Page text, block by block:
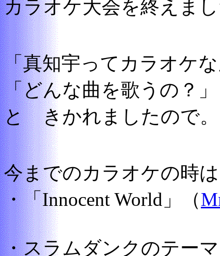
カラオケ大会を終えま
「真知宇ってカラオケ
「どんな曲を歌うの？」
と きかれましたので。
今までのカラオケの時は
・「Innocent World」（
・スラムダンクのテー